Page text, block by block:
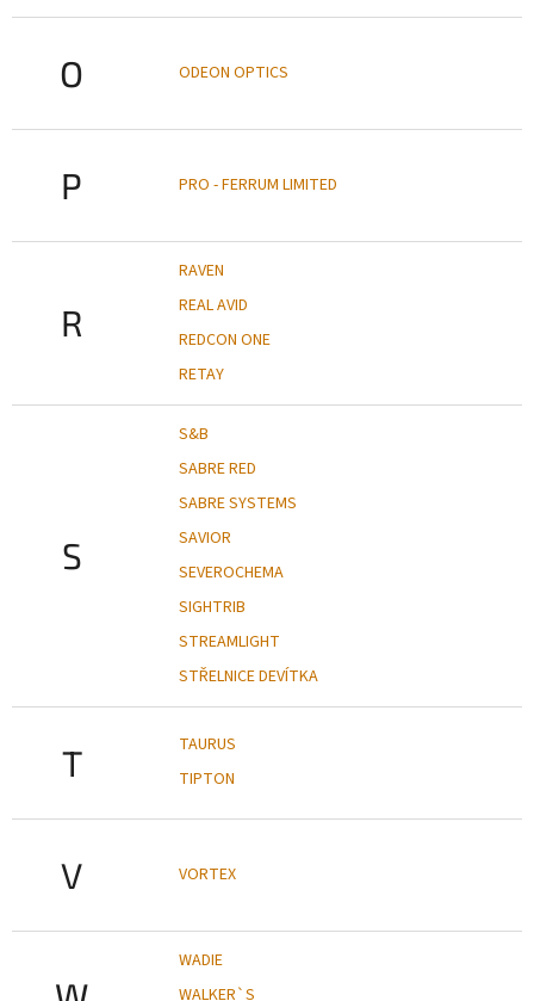
O ODEON OPTICS
P PRO - FERRUM LIMITED
R
RAVEN
REAL AVID
REDCON ONE
RETAY
S
S&B
SABRE RED
SABRE SYSTEMS
SAVIOR
SEVEROCHEMA
SIGHTRIB
STREAMLIGHT
STŘELNICE DEVÍTKA
T
TAURUS
TIPTON
V VORTEX
WADIE
WALKER`S